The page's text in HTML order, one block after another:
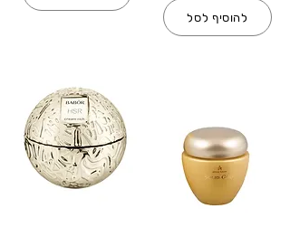
להוסיף לסל